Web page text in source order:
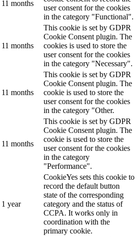
11 months
user consent for the cookies
in the category "Functional".
11 months
This cookie is set by GDPR
Cookie Consent plugin. The
cookies is used to store the
user consent for the cookies
in the category "Necessary".
11 months
This cookie is set by GDPR
Cookie Consent plugin. The
cookie is used to store the
user consent for the cookies
in the category "Other.
11 months
This cookie is set by GDPR
Cookie Consent plugin. The
cookie is used to store the
user consent for the cookies
in the category
"Performance".
1 year
CookieYes sets this cookie to
record the default button
state of the corresponding
category and the status of
CCPA. It works only in
coordination with the
primary cookie.